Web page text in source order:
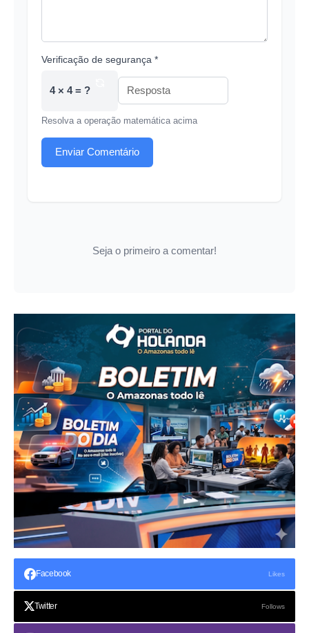
Verificação de segurança *
4 × 4 = ?
Resolva a operação matemática acima
Enviar Comentário
Seja o primeiro a comentar!
Facebook Likes
Twitter Follows